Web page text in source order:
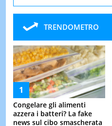
TRENDOMETRO
Congelare gli alimenti
azzera i batteri? La fake
news sul cibo smascherata